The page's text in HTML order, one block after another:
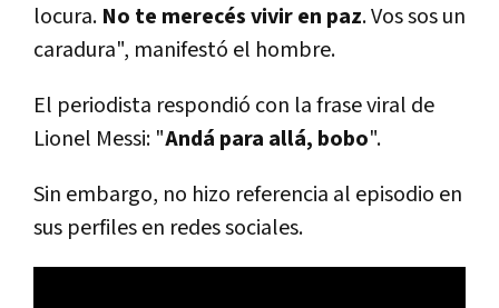
locura. No te merecés vivir en paz. Vos sos un
caradura", manifestó el hombre.
El periodista respondió con la frase viral de
Lionel Messi: "Andá para allá, bobo".
Sin embargo, no hizo referencia al episodio en
sus perfiles en redes sociales.